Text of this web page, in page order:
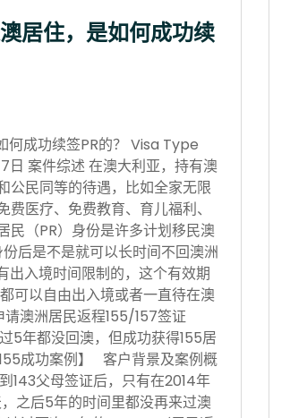
居住，是如何成功续
何成功续签PR的？ Visa Type
案件综述 在澳大利亚，持有澳
公民同等的待遇，比如全家无限
医疗、免费教育、育儿福利、
民（PR）身份是许多计划移民澳
后是不是就可以长时间不回澳洲
出入境时间限制的，这个有效期
可以自由出入境或者一直待在澳
澳洲居民返程155/157签证
5年都没回澳，但成功获得155居
成功案例】 客户背景及案例概
143父母签证后，只有在2014年
之后5年的时间里都没再来过澳